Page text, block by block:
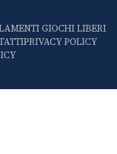
GIOCHI LIBERI
PRIVACY POLICY